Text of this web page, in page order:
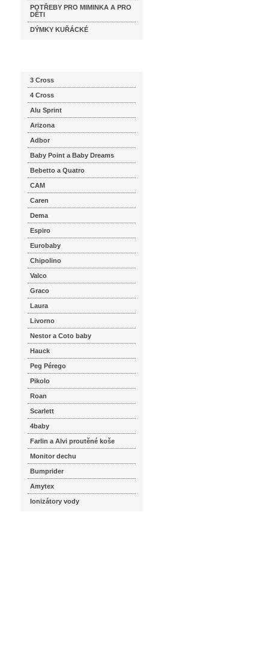
POTŘEBY PRO MIMINKA A PRO
DĚTI
DÝMKY KUŘÁCKÉ
3 Cross
4 Cross
Alu Sprint
Arizona
Adbor
Baby Point a Baby Dreams
Bebetto a Quatro
CAM
Caren
Dema
Espiro
Eurobaby
Chipolino
Valco
Graco
Laura
Livorno
Nestor a Coto baby
Hauck
Peg Pérego
Pikolo
Roan
Scarlett
4baby
Farlin a Alvi proutěné koše
Monitor dechu
Bumprider
Amytex
Ionizátory vody